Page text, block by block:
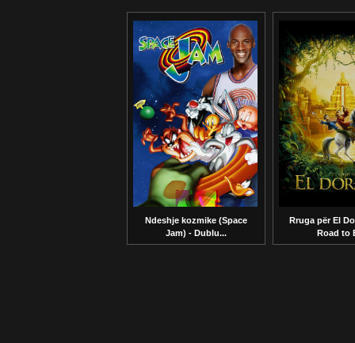
Ndeshje kozmike (Space
Jam) - Dublu...
Rruga për El
Road to